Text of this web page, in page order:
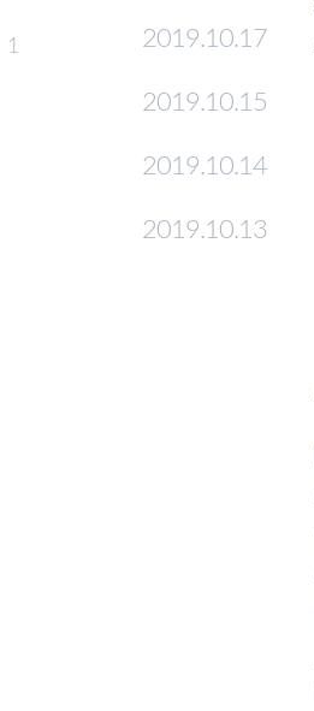
1 2019.10.17
2019.10.15
2019.10.14
2019.10.13